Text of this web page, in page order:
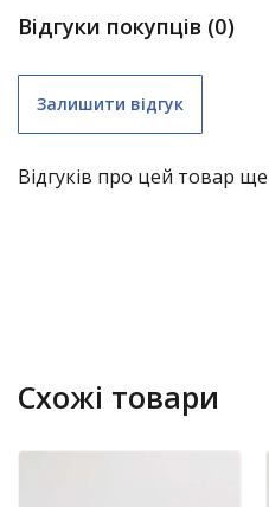
садові гойдалки – 1 рік;
водостічні системи з
Відгуки покупців (0)
Залишити відгук
Відгуків про цей товар
Схожі товари